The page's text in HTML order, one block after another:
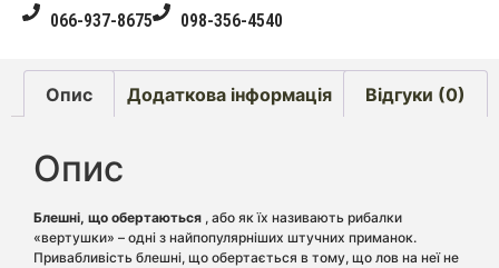
066-937-8675 098-356-4540
Опис Додаткова інформація Відгуки (0)
Опис
Блешні, що обертаються , або як їх називають рибалки
«вертушки» – одні з найпопулярніших штучних приманок.
Привабливість блешні, що обертається в тому, що лов на неї не